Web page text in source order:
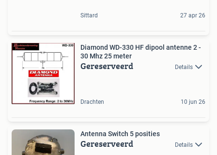
Sittard 27 apr 26
Diamond WD-330 HF dipool antenne 2 -
30 Mhz 25 meter
Gereserveerd Details
Drachten 10 jun 26
Antenna Switch 5 posities
Gereserveerd Details